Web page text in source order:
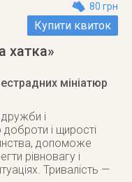
80 грн
Купити квиток
хатка»
мініатюр
дружби і
і щирості
допоможе
рівновагу і
Тривалість —